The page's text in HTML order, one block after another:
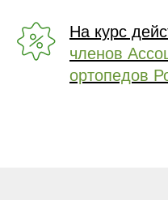
На курс
членов
ортопедов